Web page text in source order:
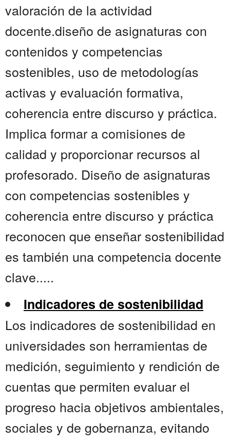
valoración de la actividad
docente.diseño de asignaturas con
contenidos y competencias
sostenibles, uso de metodologías
activas y evaluación formativa,
coherencia entre discurso y práctica.
Implica formar a comisiones de
calidad y proporcionar recursos al
profesorado. Diseño de asignaturas
con competencias sostenibles y
coherencia entre discurso y práctica
reconocen que enseñar sostenibilidad
es también una competencia docente
clave.....
Indicadores de sostenibilidad
Los indicadores de sostenibilidad en
universidades son herramientas de
medición, seguimiento y rendición de
cuentas que permiten evaluar el
progreso hacia objetivos ambientales,
sociales y de gobernanza, evitando